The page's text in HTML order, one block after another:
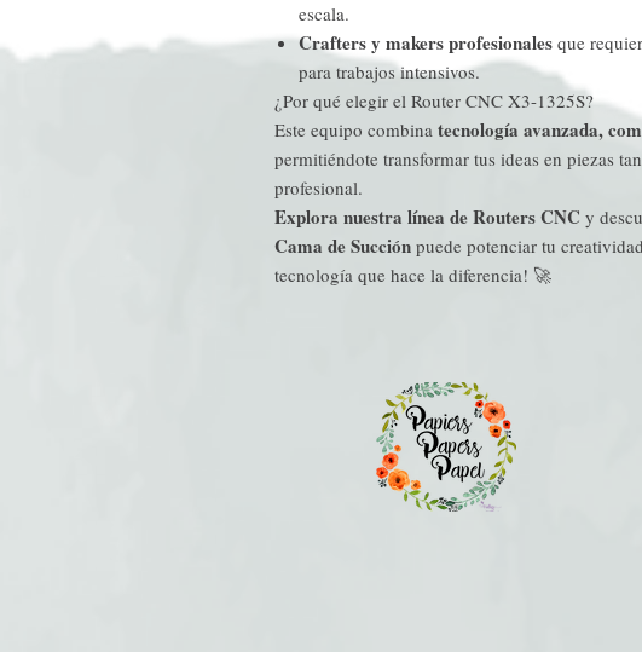
escala.
Crafters y makers profesionales que
para trabajos intensivos.
¿Por qué elegir el Router CNC X3-1325S?
Este equipo combina tecnología avanzada,
permitiéndote transformar tus ideas en piezas
profesional.
Explora nuestra línea de Routers CNC y
Cama de Succión puede potenciar tu
tecnología que hace la diferencia! 🚀